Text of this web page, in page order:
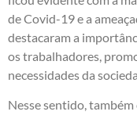
de Covid-19 e a
destacaram a
os trabalhadores,
necessidades da
Nesse sentido,